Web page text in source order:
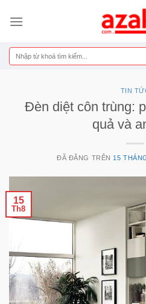
đến
dung
Tìm
kiếm:
TIN
Đèn diệt côn trùng:
quả và
ĐÃ ĐĂNG TRÊN 15
15
Th8